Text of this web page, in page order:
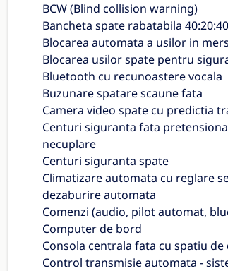
BCW (Blind collision warning)
Bancheta spate rabatabila 40:20:40
Blocarea automata a usilor in mers
Blocarea usilor spate pentru
Bluetooth cu recunoastere vocala
Buzunare spatare scaune fata
Camera video spate cu predictia
Centuri siguranta fata
necuplare
Centuri siguranta spate
Climatizare automata cu reglare
dezaburire automata
Comenzi (audio, pilot automat,
Computer de bord
Consola centrala fata cu spatiu
Control transmisie automata -